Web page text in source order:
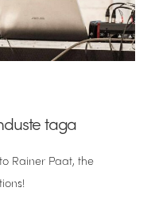
taga
Rainer Paat, the